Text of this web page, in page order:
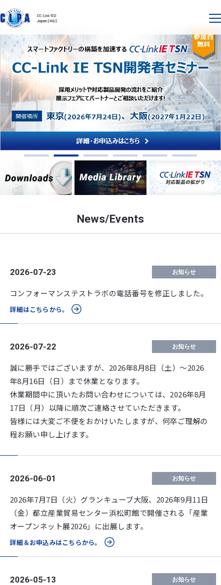
News/Events
2026-07-23 お知らせ
コンフォーマンステストラボの電話番号を修正しました。
詳細はこちらから。
2026-07-22 お知らせ
誠に勝手ではございますが、2026年8月8日（土）～2026
年8月16日（日）まで休業となります。
休業期間中に頂いたお問い合わせについては、2026年8月
17日（月）以降に順次ご連絡させていただきます。
皆様には大変ご不便をおかけいたしますが、何卒ご理解の
程お願い申し上げます。
2026-06-01 お知らせ
2026年7月7日（火）グランキューブ大阪、2026年9月11日
（金）都立産業貿易センター浜松町館で開催される「産業
オープンネット展2026」に出展します。
詳細＆お申込みはこちらから。
2026-05-13 お知らせ